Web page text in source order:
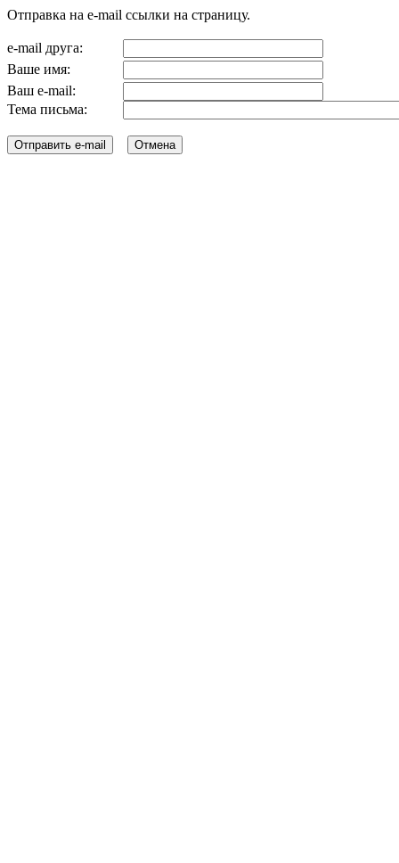
Отправка на e-mail ссылки на страницу.
e-mail друга:
Ваше имя:
Ваш e-mail:
Тема письма: